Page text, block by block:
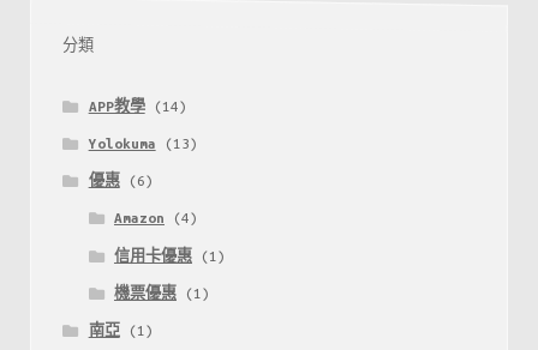
分類
APP教學(14)
Yolokuma (13)
優惠(6)
Amazon (4)
信用卡優惠(1)
機票優惠(1)
南亞 (1)